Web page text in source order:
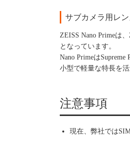
サブカメラ用レ
ZEISS Nano Primeは
となっています。
Nano Primeは
小型で軽量な特長を
注意事項
現在、弊社では